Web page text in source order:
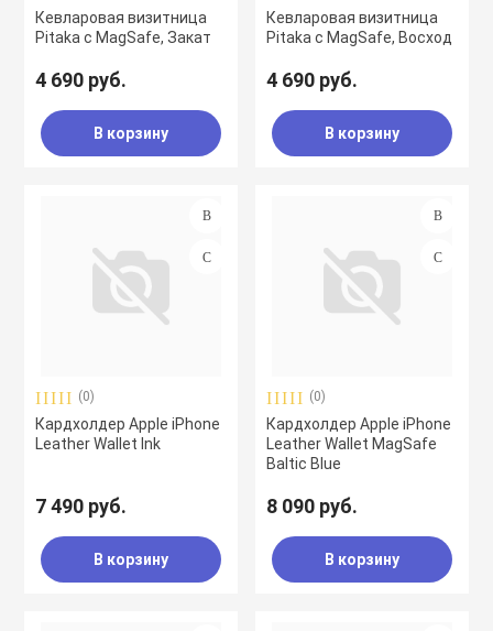
Кевларовая визитница
Pitaka с MagSafe, Закат
4 690 руб.
В корзину
Кевларовая визитница
Pitaka с MagSafe, Восход
4 690 руб.
В корзину
(0)
Кардхолдер Apple iPhone
Leather Wallet Ink
7 490 руб.
В корзину
(0)
Кардхолдер Apple iPhone
Leather Wallet MagSafe
Baltic Blue
8 090 руб.
В корзину